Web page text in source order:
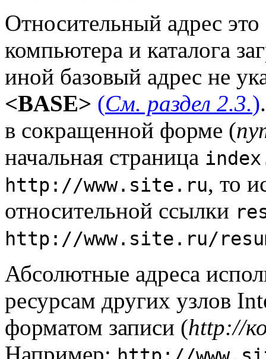
Относительный адрес это
компьютера и каталога
иной базовый адрес не
<BASE> (См. раздел 2.3.)
в сокращенной форме (
начальная страница
httр://www.site.ru, то
относительной ссылки
httр://www.site.ru/
Абсолютные адреса
ресурсам других узлов
форматом записи (httр://
Например: